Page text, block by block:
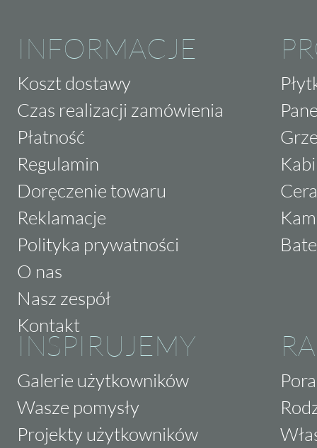
INFORMACJE
Koszt dostawy
Czas realizacji zamówienia
Płatność
Regulamin
Doręczenie towaru
Reklamacje
Polityka prywatności
O nas
Nasz zespół
Kontakt
INSPIRUJEMY
Galerie użytkowników
Wasze pomysły
Projekty użytkowników